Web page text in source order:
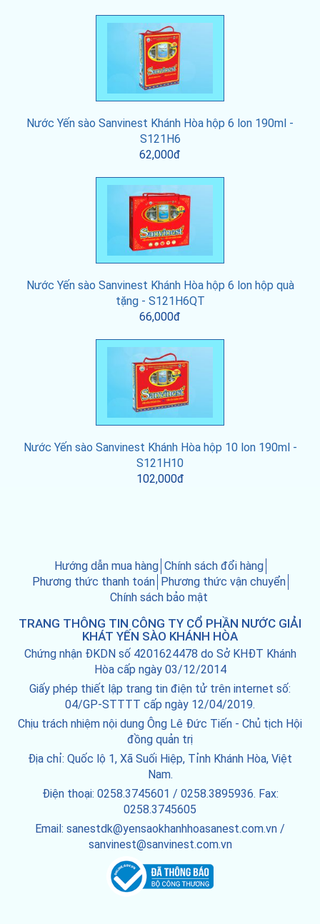
Nước Yến sào Sanvinest Khánh Hòa hộp 6 lon 190ml -
S121H6
62,000đ
Nước Yến sào Sanvinest Khánh Hòa hộp 6 lon hộp quà
tặng - S121H6QT
66,000đ
Nước Yến sào Sanvinest Khánh Hòa hộp 10 lon 190ml -
S121H10
102,000đ
Hướng dẫn mua hàng Chính sách đổi hàng
Phương thức thanh toán
Phương thức vận chuyển
Chính sách bảo mật
TRANG THÔNG TIN CÔNG TY CỔ PHẦN NƯỚC GIẢI
KHÁT YẾN SÀO KHÁNH HÒA
Chứng nhận ĐKDN số 4201624478 do Sở KHĐT Khánh
Hòa cấp ngày 03/12/2014
Giấy phép thiết lập trang tin điện tử trên internet số:
04/GP-STTTT cấp ngày 12/04/2019.
Chịu trách nhiệm nội dung Ông Lê Đức Tiến - Chủ tịch Hội
đồng quản trị
Địa chỉ: Quốc lộ 1, Xã Suối Hiệp, Tỉnh Khánh Hòa, Việt
Nam.
Điện thoại: 0258.3745601 / 0258.3895936. Fax:
0258.3745605
Email: sanestdk@yensaokhanhhoasanest.com.vn /
sanvinest@sanvinest.com.vn